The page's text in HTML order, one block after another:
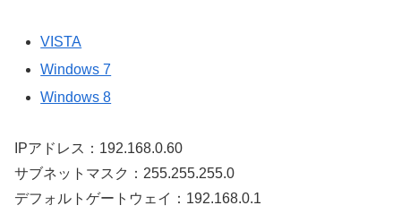
VISTA
Windows 7
Windows 8
IPアドレス：192.168.0.60
サブネットマスク：255.255.255.0
デフォルトゲートウェイ：192.168.0.1